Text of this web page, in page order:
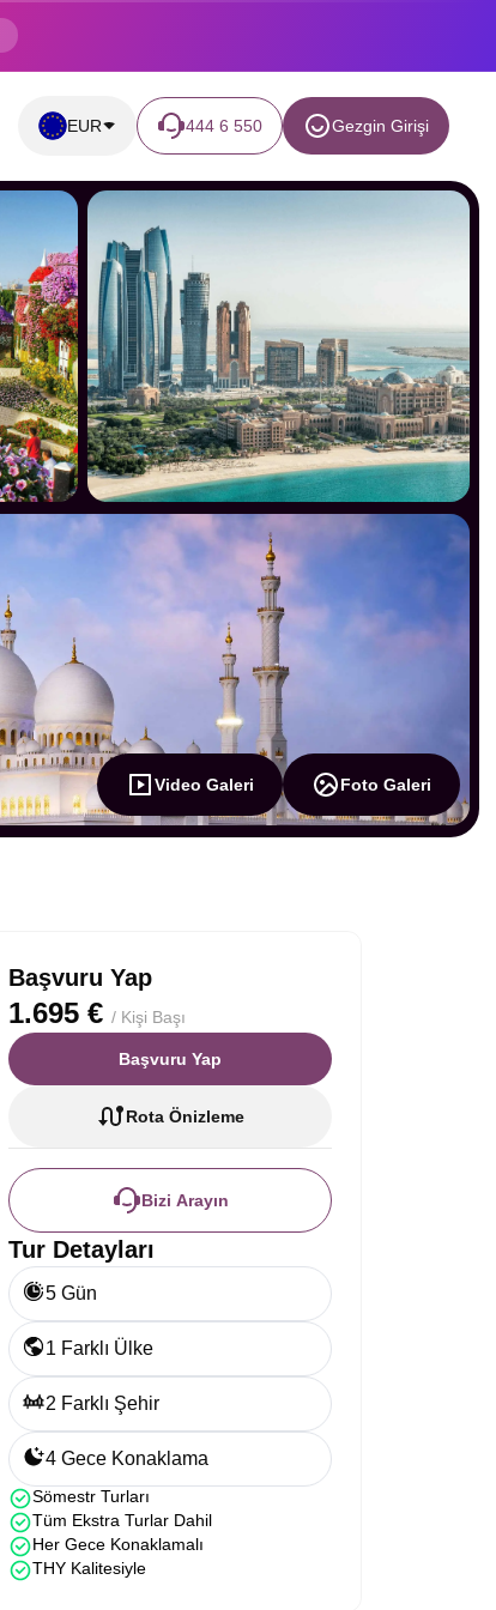
EUR 444 6 550 Gezgin Girişi
Video Galeri Foto Galeri
Başvuru Yap
1.695 € / Kişi Başı
Başvuru Yap
Rota Önizleme
Bizi Arayın
Tur Detayları
5 Gün
1 Farklı Ülke
2 Farklı Şehir
4 Gece Konaklama
Sömestr Turları
Tüm Ekstra Turlar Dahil
Her Gece Konaklamalı
THY Kalitesiyle